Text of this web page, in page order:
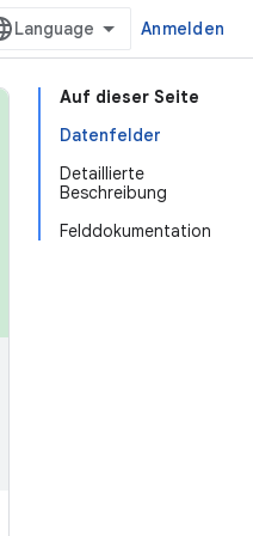
Anmelden
Auf dieser Seite
Datenfelder
Detaillierte
Beschreibung
Felddokumentation